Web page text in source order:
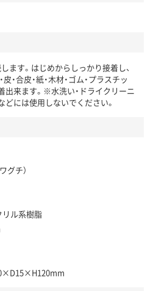
ます。はじめからしっかり接着し、
・合皮・紙・木材・ゴム・プラスチッ
出来ます。※水洗い・ドライクリーニ
どには使用しないでください。
グチ）
リル系樹脂